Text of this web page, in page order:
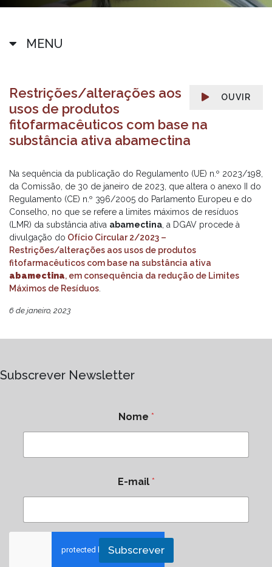
MENU
OUVIR
Restrições/alterações aos
usos de produtos
fitofarmacêuticos com base na
substância ativa abamectina
Na sequência da publicação do Regulamento (UE) n.º 2023/198,
da Comissão, de 30 de janeiro de 2023, que altera o anexo II do
Regulamento (CE) n.º 396/2005 do Parlamento Europeu e do
Conselho, no que se refere a limites máximos de resíduos
(LMR) da substância ativa abamectina , a DGAV procede à
divulgação do Ofício Circular 2/2023 –
Restrições/alterações aos usos de produtos
fitofarmacêuticos com base na substância ativa
abamectina, em consequência da redução de Limites
Máximos de Resíduos
6 de janeiro, 2023
Subscrever Newsletter
Nome *
E-mail *
Subscrever